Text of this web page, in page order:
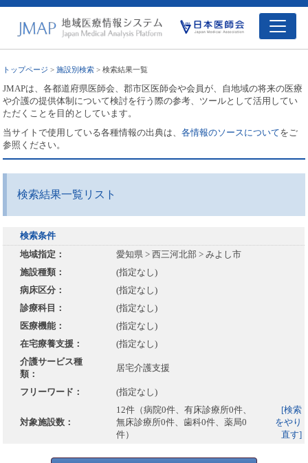
トップページ >施設別検索 > 検索結果一覧
JMAPは、各都道府県医師会、郡市区医師会や会員が、自地域の将来の医療
や介護の提供体制について検討を行う際の参考、ツールとして活用してい
ただくことを目的としています。
当サイトで使用している各種情報の出典は、各情報のソースについてをご
参照ください。
検索結果一覧リスト
検索条件
地域指定：
愛知県 > 西三河北部 > みよし市
施設種類：
(指定なし)
病床区分：
(指定なし)
診療科目：
(指定なし)
医療機能：
(指定なし)
在宅療養支援：
(指定なし)
介護サービス種
類：
居宅介護支援
フリーワード： (指定なし)
対象施設数：
12件（病院0件、有床診療所0件、
無床診療所0件、歯科0件、薬局0
件）
[検索
をやり
直す]